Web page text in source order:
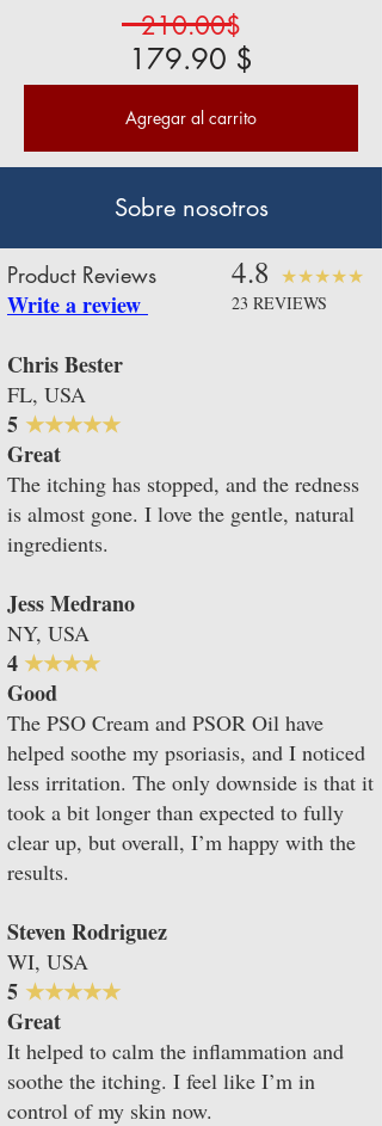
210.00$
179.90 $
Agregar al carrito
Sobre nosotros
Product Reviews
Write a review
Chris Bester
FL, USA
​​5 ★★★★★
Great
The itching has stopped, and the redness
is almost gone. I love the gentle, natural
ingredients.
Jess Medrano
NY, USA
​​4 ★★★★
Good
The PSO Cream and PSOR Oil have
helped soothe my psoriasis, and I noticed
less irritation. The only downside is that it
took a bit longer than expected to fully
clear up, but overall, I’m happy with the
results.
Steven Rodriguez
WI, USA
​​5 ★★★★★
Great
It helped to calm the inflammation and
soothe the itching. I feel like I’m in
control of my skin now.
4.8 ★★★★★
23 REVIEWS